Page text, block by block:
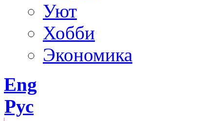
Уют
Хобби
Экономика
Eng
Рус